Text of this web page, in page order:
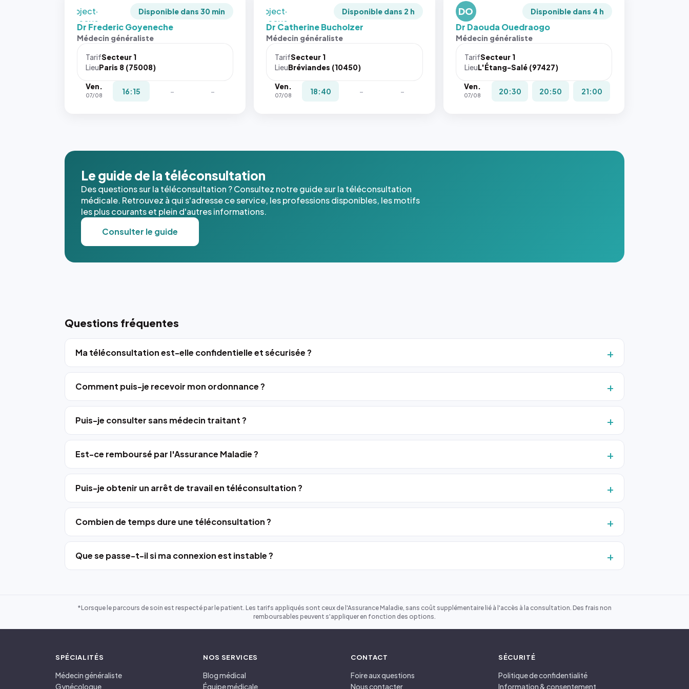
`object-
fit: cover`.
Sans ces
navigateur
pas la
place, et
l'annuaire
dans ce
cas. #}
Disponible dans 30 min
Dr Frederic Goyeneche
Médecin généraliste
TarifSecteur 1
LieuParis 8 (75008)
Ven.
07/08 16:15 - -
`object-
fit: cover`.
Sans ces
navigateur
pas la
place, et
cas. #}
Disponible dans 2 h
Dr Catherine Bucholzer
Médecin généraliste
TarifSecteur 1
LieuBréviandes (10450)
Ven.
07/08 18:40 - -
DO Disponible dans 4 h
Dr Daouda Ouedraogo
Médecin généraliste
TarifSecteur 1
LieuL'Étang-Salé (97427)
Ven.
07/08 20:30 20:50 21:00
Le guide de la téléconsultation
Des questions sur la téléconsultation ? Consultez notre guide sur la téléconsultation
médicale. Retrouvez à qui s'adresse ce service, les professions disponibles, les motifs
les plus courants et plein d'autres informations.
Consulter le guide
Questions fréquentes
Ma téléconsultation est-elle confidentielle et sécurisée ?
Comment puis-je recevoir mon ordonnance ?
Puis-je consulter sans médecin traitant ?
Est-ce remboursé par l'Assurance Maladie ?
Puis-je obtenir un arrêt de travail en téléconsultation ?
Combien de temps dure une téléconsultation ?
Que se passe-t-il si ma connexion est instable ?
*Lorsque le parcours de soin est respecté par le patient. Les tarifs appliqués sont ceux de l'Assurance Maladie, sans coût supplémentaire lié à l'accès à la consultation. Des frais non
remboursables peuvent s'appliquer en fonction des options.
SPÉCIALITÉS
Médecin généraliste
Gynécologue
NOS SERVICES
Blog médical
Équipe médicale
CONTACT
Foire aux questions
Nous contacter
SÉCURITÉ
Politique de confidentialité
Information & consentement